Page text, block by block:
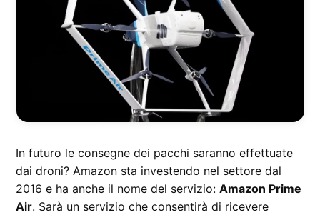
In futuro le consegne dei pacchi saranno effettuate
dai droni? Amazon sta investendo nel settore dal
2016 e ha anche il nome del servizio:Amazon Prime
Air. Sarà un servizio che consentirà di ricevere